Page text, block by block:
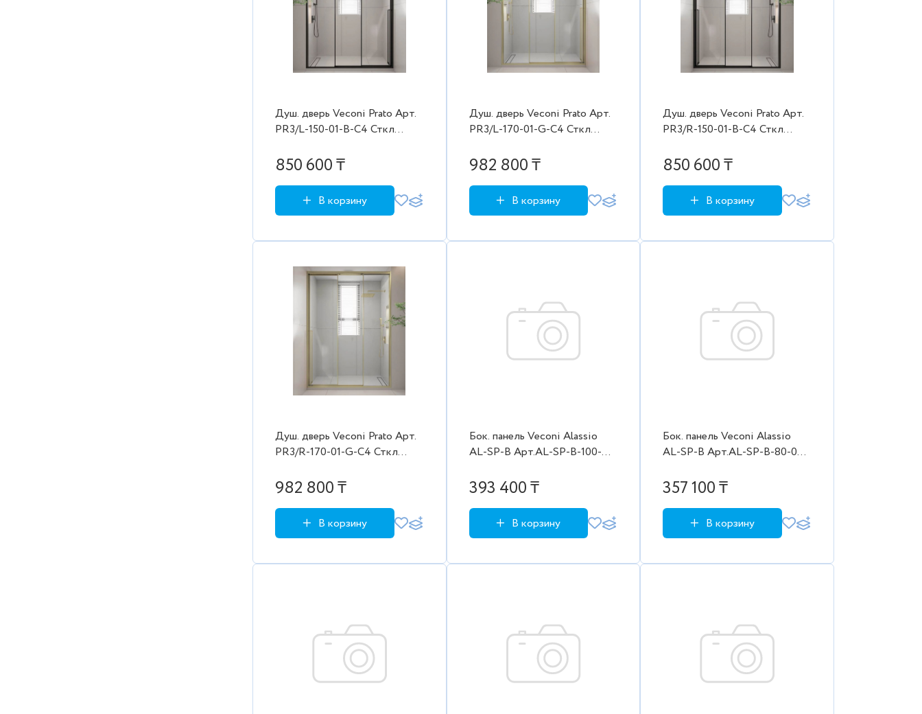
Душ. дверь Veconi Prato Aрт.
PR3/L-150-01-B-C4 Сткл
1500/2000,черн. лев.
850 600 ₸
В корзину
Душ. дверь Veconi Prato Aрт.
PR3/L-170-01-G-C4 Сткл
1700/2000,зол. лев. 2коробки)
982 800 ₸
В корзину
Душ. дверь Veconi Prato Aрт.
PR3/R-150-01-B-C4 Сткл
1500/2000,черн. прав.
850 600 ₸
В корзину
Душ. дверь Veconi Prato Aрт.
PR3/R-170-01-G-C4 Сткл
1700/2000,зол. прав.
982 800 ₸
В корзину
Бок. панель Veconi Alassio
AL-SP-B Арт.AL-SP-B-100-
прозр.освет./8мм(990-
393 400 ₸
В корзину
Бок. панель Veconi Alassio
AL-SP-B Арт.AL-SP-B-80-00-
(790-800/2000,черн.м
357 100 ₸
В корзину